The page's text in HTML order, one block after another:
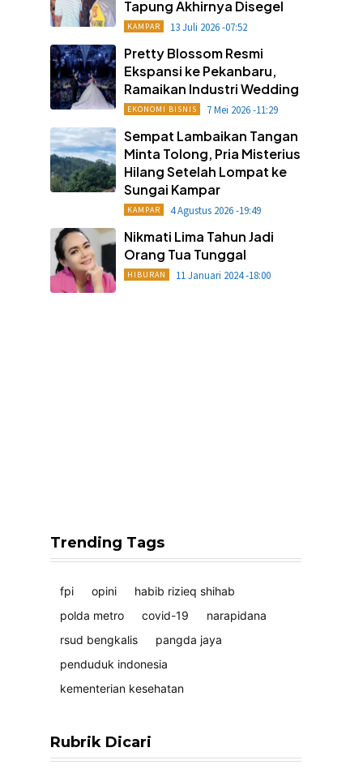
Tapung Akhirnya Disegel
KAMPAR 13 Juli 2026 -07:52
Pretty Blossom Resmi
Ekspansi ke Pekanbaru,
Ramaikan Industri Wedding
EKONOMI BISNIS 7 Mei 2026 -11:29
Sempat Lambaikan Tangan
Minta Tolong, Pria Misterius
Hilang Setelah Lompat ke
Sungai Kampar
KAMPAR 4 Agustus 2026 -19:49
Nikmati Lima Tahun Jadi
Orang Tua Tunggal
HIBURAN 11 Januari 2024 -18:00
Trending Tags
fpi opini
habib rizieq shihab
polda metro
covid-19
narapidana
rsud bengkalis
pangda jaya
penduduk indonesia
kementerian kesehatan
Rubrik Dicari